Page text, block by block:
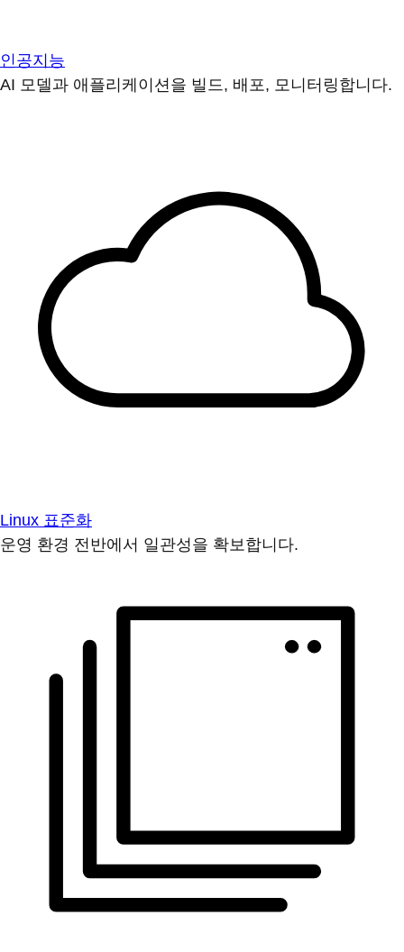
인공지능
AI 모델과 애플리케이션을 빌드, 배포, 모니터링합니다.
Linux 표준화
운영 환경 전반에서 일관성을 확보합니다.